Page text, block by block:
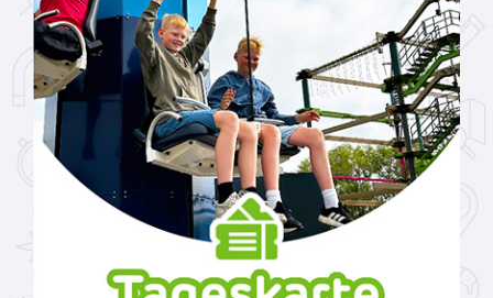
GUTSCHEINE
ZUSATZKAUF